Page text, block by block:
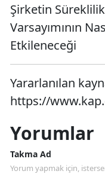
Şirketin Süreklilik
Varsayımının
Etkileneceği
Yararlanılan
https://
Yorumlar
Takma Ad
Yorum yapmak için,